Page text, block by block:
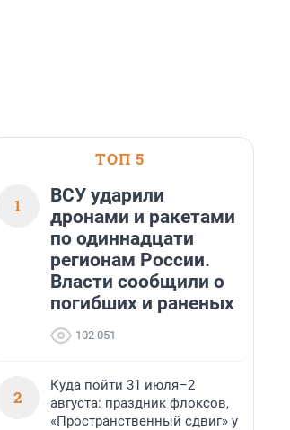
ТОП 5
1
ВСУ ударили
дронами и ракетами
по одиннадцати
регионам России.
Власти сообщили о
погибших и раненых
102 051
2
Куда пойти 31 июля–2
августа: праздник флоксов,
«Пространственный сдвиг» у